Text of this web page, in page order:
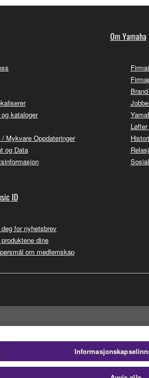
kataloger
/ Mykvare Oppdateringer
og Data
ID
for nyhetsbrev
dine
om medlemskap
Om Yamaha